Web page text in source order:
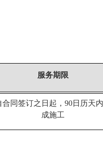
服务期限
合同签订之日起， 90日历天
成施工